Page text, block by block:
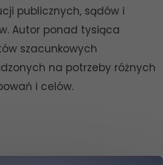
publicznych, sądów i
Autor ponad tysiąca
szacunkowych
na potrzeby różnych
i celów.